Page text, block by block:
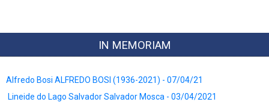
IN MEMORIAM
Alfredo Bosi ALFREDO BOSI (1936-2021) - 07/04/21
Lineide do Lago Salvador Salvador Mosca - 03/04/2021